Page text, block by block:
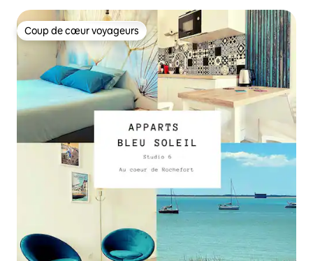
Coup de cœur voyageurs
Coup de cœur voyageurs